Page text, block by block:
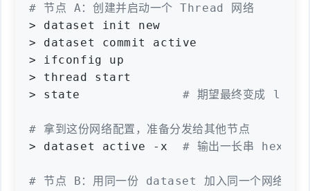
# 节点 A：创建并启动一个 Thread 网络
> dataset init new
> dataset commit active
> ifconfig up
> thread start
> state # 期望最终变成
# 拿到这份网络配置，准备分发给其他节点
> dataset active -x # 输出一长串 hex
# 节点 B：用同一份 dataset 加入同一个网络